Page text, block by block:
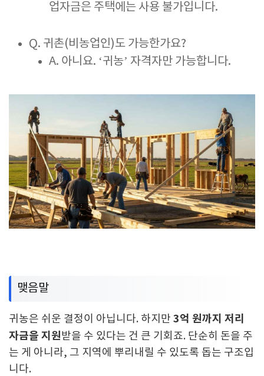
업자금은 주택에는 사용 불가입니다.
Q. 귀촌(비농업인)도 가능한가요?
A. 아니요. ‘귀농’ 자격자만 가능합니다.
맺음말
귀농은 쉬운 결정이 아닙니다. 하지만 3억 원까지 저리
자금을 지원받을 수 있다는 건 큰 기회죠. 단순히 돈을 주
는 게 아니라, 그 지역에 뿌리내릴 수 있도록 돕는 구조입
니다.